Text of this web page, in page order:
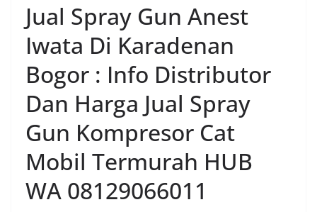
Jual Spray Gun Anest
Iwata Di Karadenan
Bogor : Info Distributor
Dan Harga Jual Spray
Gun Kompresor Cat
Mobil Termurah HUB
WA 08129066011